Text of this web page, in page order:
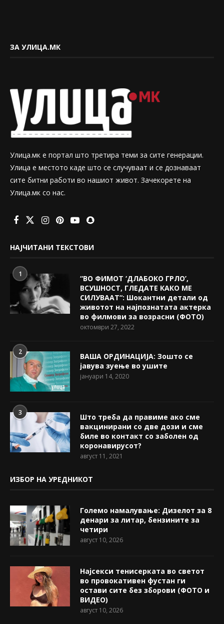
ЗА УЛИЦА.МК
Улица.мк е портал што третира теми за сите генерации.
Улица е местото каде што се случуваат и се дознаваат
сите битни работи во нашиот живот. Зачекорете на
Улица.мк со нас.
НАЈЧИТАНИ ТЕКСТОВИ
1
“ВО ФИМОТ ‘ДЛАБОКО ГРЛО’,
ВСУШНОСТ, ГЛЕДАТЕ КАКО МЕ
СИЛУВААТ“: Шокантни детали од
животот на најпознатата актерка
во филмови за возрасни (ФОТО)
октомври 27, 2022
2
ВАША ОРДИНАЦИЈА: Зошто се
јавува зуење во ушите
јануари 14, 2020
3
Што треба да правиме ако сме
вакцинирани со две дози и сме
биле во контакт со заболен од
коронавирусот?
август 11, 2021
ИЗБОР НА УРЕДНИКОТ
Големо намалување: Дизелот за 8
денари за литар, бензините за
четири
август 10, 2026
Најсекси тенисерката во светот
во провокативен фустан ги
остави сите без зборови (ФОТО и
ВИДЕО)
август 10, 2026